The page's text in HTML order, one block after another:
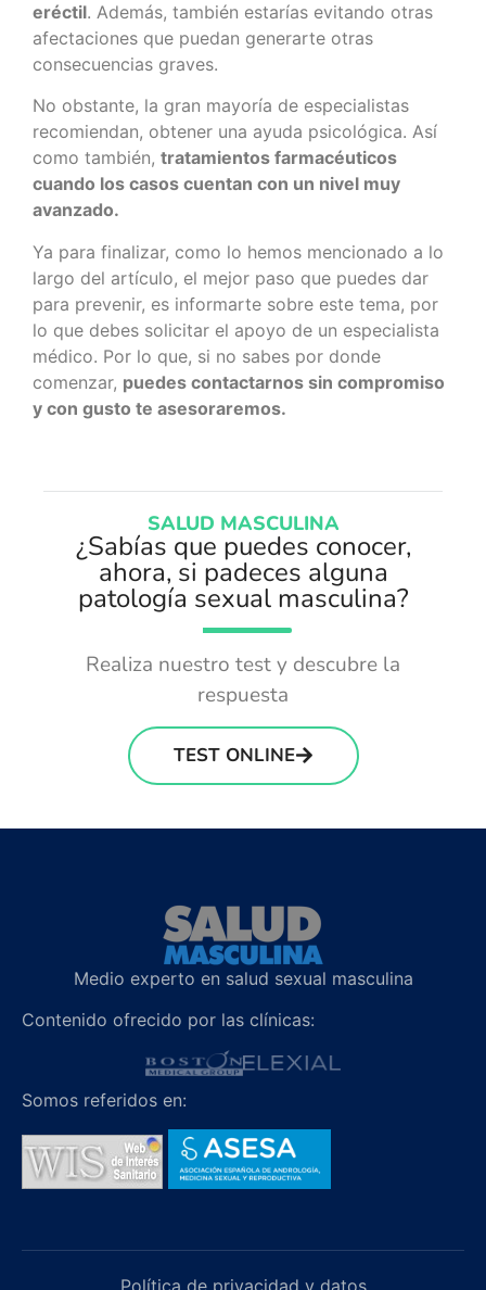
eréctil. Además, también estarías evitando otras
afectaciones que puedan generarte otras
consecuencias graves.
No obstante, la gran mayoría de especialistas
recomiendan, obtener una ayuda psicológica. Así
como también, tratamientos farmacéuticos
cuando los casos cuentan con un nivel muy
avanzado.
Ya para finalizar, como lo hemos mencionado a lo
largo del artículo, el mejor paso que puedes dar
para prevenir, es informarte sobre este tema, por
lo que debes solicitar el apoyo de un especialista
médico. Por lo que, si no sabes por donde
comenzar, puedes contactarnos sin compromiso
y con gusto te asesoraremos.
SALUD MASCULINA
¿Sabías que puedes conocer,
ahora, si padeces alguna
patología sexual masculina?
Realiza nuestro test y descubre la
respuesta
TEST ONLINE
Medio experto en salud sexual masculina
Contenido ofrecido por las clínicas:
Somos referidos en:
Política de privacidad y datos